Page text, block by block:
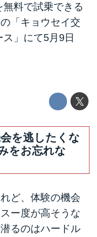
料で試乗できる
「キョウセイ交
」にて5月9日
を逃したくな
をお忘れな
ど、体験の機会
ー度が高そうな
るのはハードル